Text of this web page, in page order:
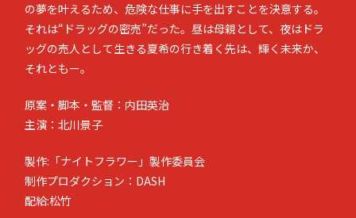
の夢を叶えるため、危険な仕事に手を出すことを決意する。
それは“ドラッグの密売”だった。昼は母親として、夜はドラ
ッグの売人として生きる夏希の行き着く先は、輝く未来か、
それともー。
原案・脚本・監督：内田英治
主演：北川景子
製作:「ナイトフラワー」製作委員会
制作プロダクション：DASH
配給:松竹